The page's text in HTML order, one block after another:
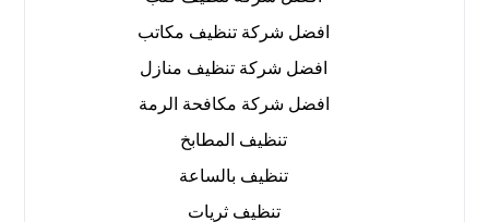
افضل شركة تنظيف مكاتب
افضل شركة تنظيف منازل
افضل شركة مكافحة الرمة
تنظيف المطابخ
تنظيف بالساعة
تنظيف ثريات